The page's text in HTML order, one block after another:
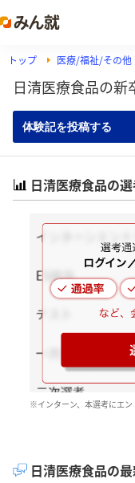
トップ 医療/福祉/その他
日清医療食品の新
体験記を投稿する
日清医療食品の
※インターン、本選考にエン
日清医療食品の